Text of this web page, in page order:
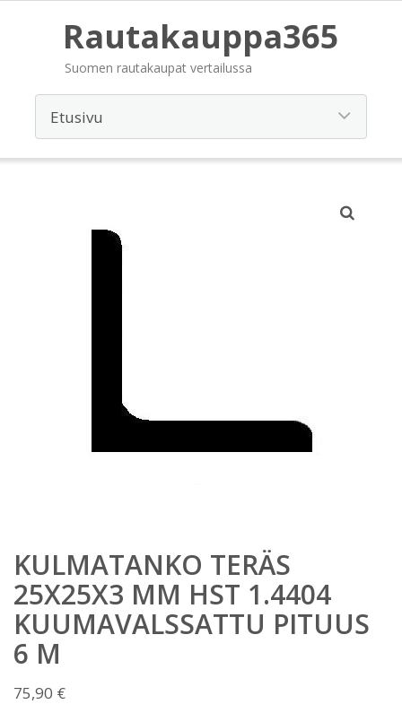
Rautakauppa365
Suomen rautakaupat vertailussa
KULMATANKO TERÄS
25X25X3 MM HST 1.4404
KUUMAVALSSATTU PITUUS
6 M
75,90 €